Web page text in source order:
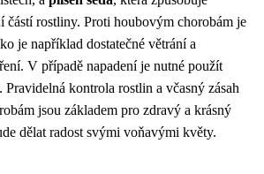
částí rostliny. Proti houbovým chorobám je
je například dostatečné větrání a
V případě napadení je nutné použít
kontrola rostlin a včasný zásah
jsou základem pro zdravý a krásný
dělat radost svými voňavými květy.